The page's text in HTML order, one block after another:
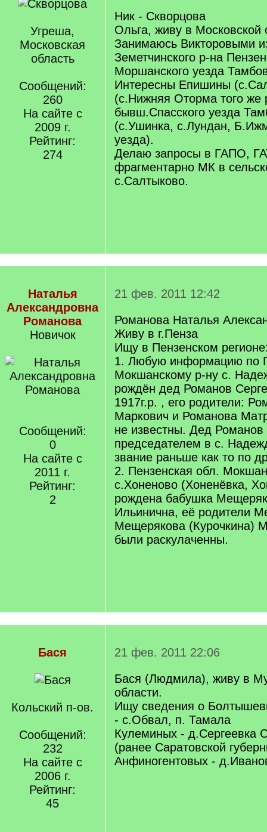
Угреша,
Московская
область
Сообщений:
260
На сайте с
2009 г.
Рейтинг:
274
Ник - Скворцова
Ольга, живу в Московской
Занимаюсь Викторовыми
Земетчинского р-на
Моршанского уезда
Интересны Епишины
(с.Нижняя Оторма того же
бывш.Спасского уезда
(с.Ушинка, с.Лундан,
уезда).
Делаю запросы в ГАПО,
фрагментарно МК в
с.Салтыково.
Наталья
Александровна
Романова
Новичок
Сообщений:
0
На сайте с
2011 г.
Рейтинг:
2
21 фев. 2011 12:42
Романова Наталья
Живу в г.Пенза
Ищу в Пензенском
1. Любую информацию по
Мокшанскому р-ну с.
рождён дед Романов
1917г.р. , его родители:
Маркович и Романова
не известны. Дед
председателем в с.
звание раньше как то по
2. Пензенская обл.
с.Хоненово (Хоненёвка,
рождена бабушка
Ильинична, её родители
Мещерякова (Курочкина)
были раскулаченны.
Бася
Кольский п-ов.
Сообщений:
232
На сайте с
2006 г.
Рейтинг:
45
21 фев. 2011 22:06
Бася (Людмила), живу в
области.
Ищу сведения о
- с.Обвал, п. Тамала
Кулеминых - д.Сергеевка
(ранее Саратовской
Анфиногентовых -